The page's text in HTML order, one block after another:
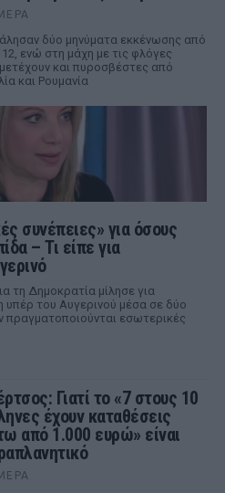
δύο μηνύματα εκκένωσης από
ενώ στη μάχη με τις φλόγες
και πυροσβέστες από
και Ρουμανία
συνέπειες» για όσους
– Τι είπε για
τη Δημοκρατία μίλησε για
υπέρ του Αυγερινού μέσα σε δύο
πραγματοποιούνται εσωτερικές
Γιατί το «7 στους 10
έχουν καταθέσεις
από 1.000 ευρώ» είναι